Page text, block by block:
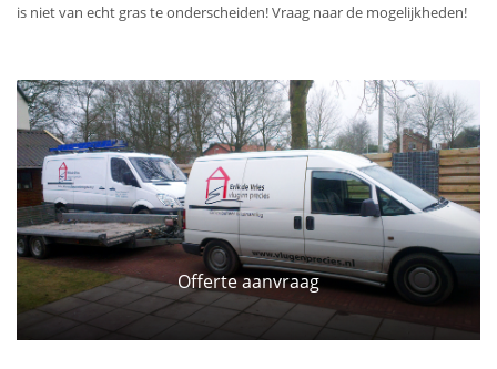
is niet van echt gras te onderscheiden! Vraag naar de mogelijkheden!
Offerte aanvraag